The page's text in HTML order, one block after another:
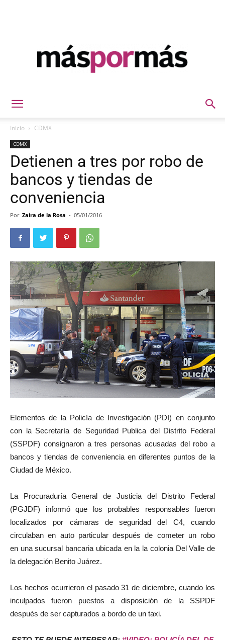
Inicio CDMX
CDMX
Detienen a tres por robo de
bancos y tiendas de
conveniencia
Por Zaira de la Rosa - 05/01/2016
Elementos de la Policía de Investigación (PDI) en conjunto
con la Secretaría de Seguridad Publica del Distrito Federal
(SSPDF) consignaron a tres personas acusadas del robo a
bancos y tiendas de conveniencia en diferentes puntos de la
Ciudad de México.
La Procuraduría General de Justicia del Distrito Federal
(PGJDF) informó que los probables responsables fueron
localizados por cámaras de seguridad del C4, cuando
circulaban en auto particular después de cometer un robo
en una sucursal bancaria ubicada en la la colonia Del Valle de
la delegación Benito Juárez.
Los hechos ocurrieron el pasado 31 de diciembre, cuando los
inculpados fueron puestos a disposición de la SSPDF
después de ser capturados a bordo de un taxi.